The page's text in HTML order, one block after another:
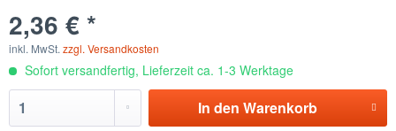
2,36 € *
inkl. MwSt. zzgl. Versandkosten
Sofort versandfertig, Lieferzeit ca. 1-3 Werktage
In den Warenkorb